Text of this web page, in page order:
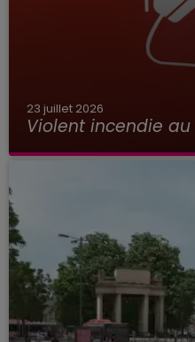
23 juillet 2026
Violent incendie